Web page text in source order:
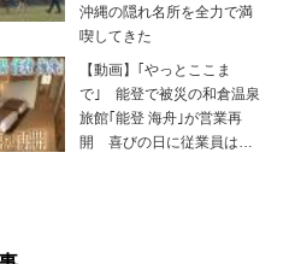
沖縄の隠れ名所を全力で満
喫してきた
【動画】｢やっとここま
で｣ 能登で被災の和倉温泉
旅館｢能登 海舟｣が営業再
開 喜びの日に従業員は…